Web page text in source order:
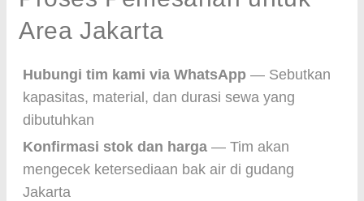
Area Jakarta
Hubungi tim kami via WhatsApp — Sebutkan
kapasitas, material, dan durasi sewa yang
dibutuhkan
Konfirmasi stok dan harga — Tim akan
mengecek ketersediaan bak air di gudang
Jakarta